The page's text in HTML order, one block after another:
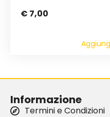
€ 7,00
Informazione
Termini e Condizioni